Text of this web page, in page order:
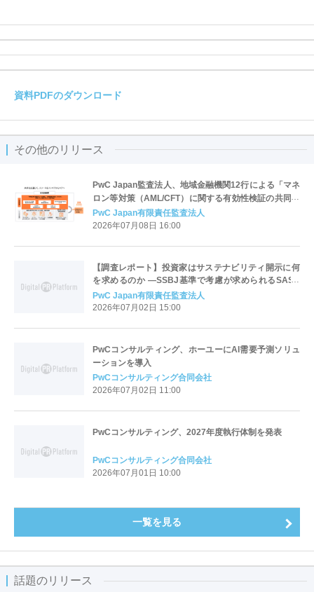
資料PDFのダウンロード
その他のリリース
PwC Japan監査法人、地域金融機関12行による「マネ
ロン等対策（AML/CFT）に関する有効性検証の共同監
査」を支援
PwC Japan有限責任監査法人
2026年07月08日 16:00
【調査レポート】投資家はサステナビリティ開示に何
を求めるのか ―SSBJ基準で考慮が求められるSASB
スタンダード活用の現在地―
PwC Japan有限責任監査法人
2026年07月02日 15:00
PwCコンサルティング、ホーユーにAI需要予測ソリュ
ーションを導入
PwCコンサルティング合同会社
2026年07月02日 11:00
PwCコンサルティング、2027年度執行体制を発表
PwCコンサルティング合同会社
2026年07月01日 10:00
一覧を見る
話題のリリース